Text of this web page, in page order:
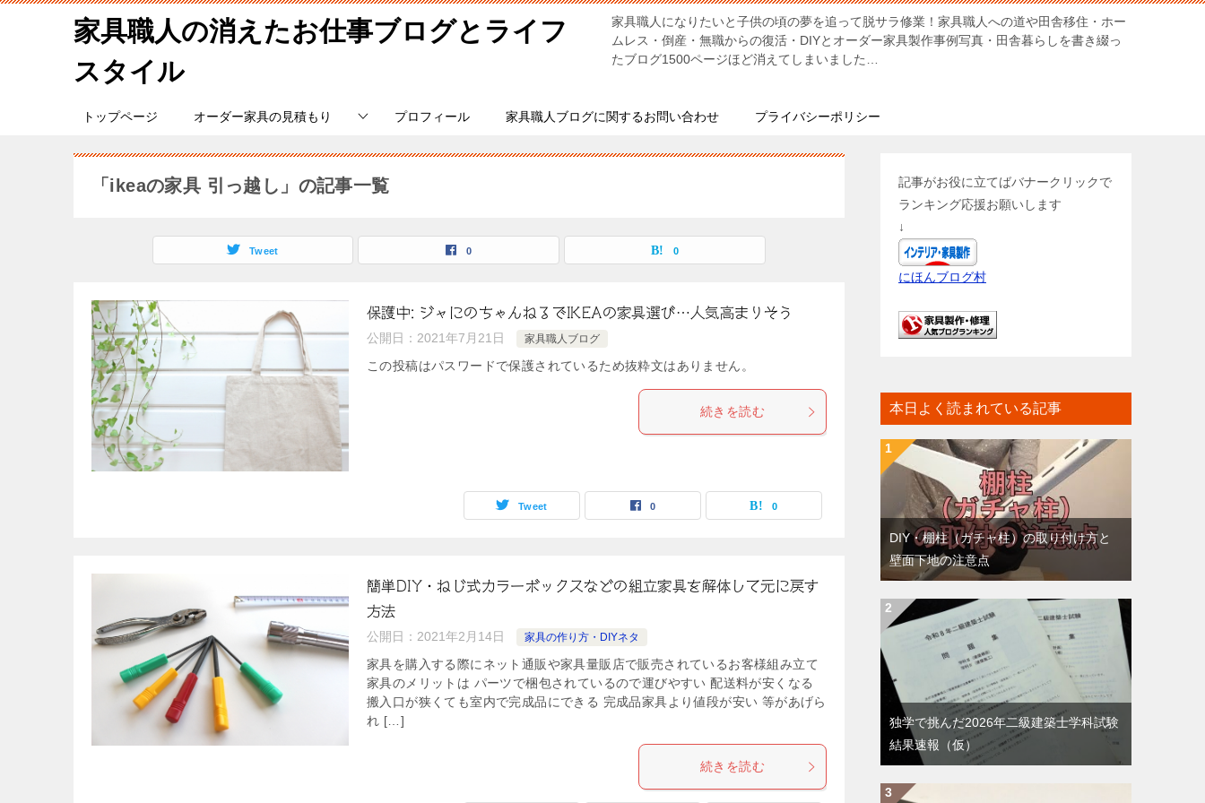
家具職人の消えたお仕事ブログとライフ
スタイル
家具職人になりたいと子供の頃の夢を追って脱サラ修業！家具職人への道や田舎移住・ホー
ムレス・倒産・無職からの復活・DIYとオーダー家具製作事例写真・田舎暮らしを書き綴っ
たブログ1500ページほど消えてしまいました…
トップページ オーダー家具の見積もり プロフィール 家具職人ブログに関するお問い合わせ プライバシーポリシー
「ikeaの家具 引っ越し」の記事一覧
Tweet 0 0
保護中: ジャにのちゃんねるでIKEAの家具選び…人気高まりそう
公開日： 2021年7月21日 家具職人ブログ
この投稿はパスワードで保護されているため抜粋文はありません。
続きを読む
Tweet 0 0
簡単DIY・ねじ式カラーボックスなどの組立家具を解体して元に戻す
方法
公開日： 2021年2月14日 家具の作り方・DIYネタ
家具を購入する際にネット通販や家具量販店で販売されているお客様組み立て
家具のメリットは パーツで梱包されているので運びやすい 配送料が安くなる
搬入口が狭くても室内で完成品にできる 完成品家具より値段が安い 等があげら
れ […]
続きを読む
記事がお役に立てばバナークリックで
ランキング応援お願いします
↓
にほんブログ村
本日よく読まれている記事
DIY・棚柱（ガチャ柱）の取り付け方と
壁面下地の注意点
独学で挑んだ2026年二級建築士学科試験
結果速報（仮）